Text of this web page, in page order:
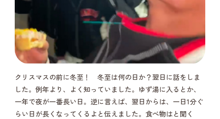
クリスマスの前に冬至！ 冬至は何の日か？翌日に話をしま
した。例年より、よく知っていました。ゆず湯に入るとか、
一年で夜が一番長い日。逆に言えば、翌日からは、一日1分ぐ
らい日が長くなってくるよと伝えました。食べ物はと聞く